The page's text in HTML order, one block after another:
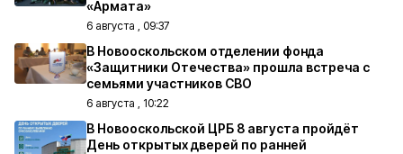
«Армата»
6 августа , 09:37
В Новооскольском отделении фонда
«Защитники Отечества» прошла встреча с
семьями участников СВО
6 августа , 10:22
В Новооскольской ЦРБ 8 августа пройдёт
День открытых дверей по ранней